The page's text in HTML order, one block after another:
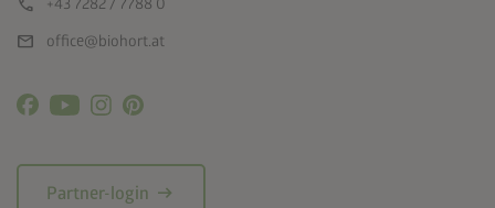
call +43 7282 / 7788 0
mail office@biohort.at
Partner-login arrow_right_alt